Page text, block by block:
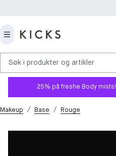
Søk i produkter og artikler
25% på freshe Body mists!
Makeup / Base / Rouge